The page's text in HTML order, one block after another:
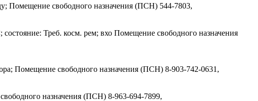
Помещение свободного назначения (ПСН) 544-7803,
Треб. косм. рем; вхо Помещение свободного назначения
Помещение свободного назначения (ПСН) 8-903-742-0631,
назначения (ПСН) 8-963-694-7899,